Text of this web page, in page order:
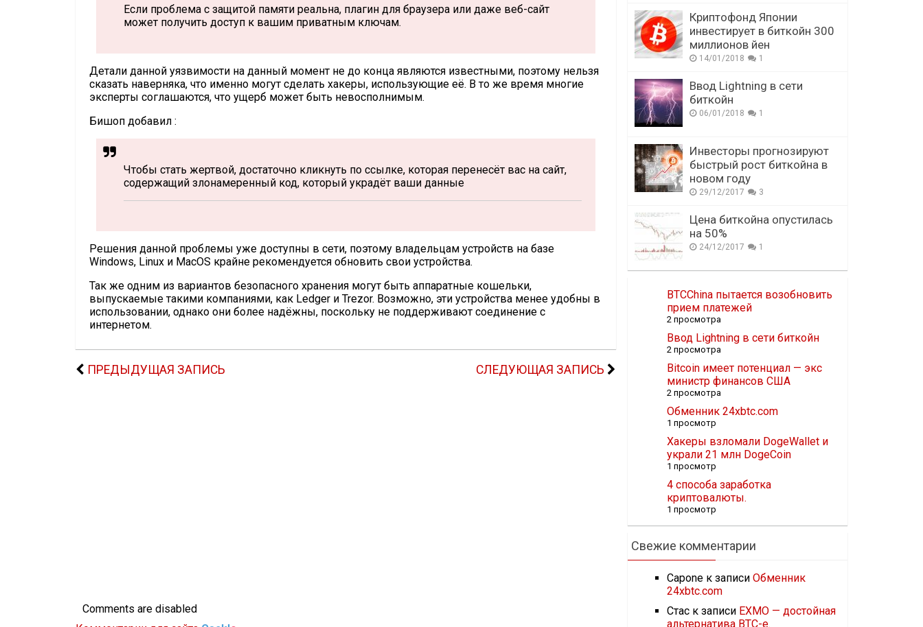
Если проблема с защитой памяти реальна, плагин для браузера или даже веб-сайт
может получить доступ к вашим приватным ключам.
Детали данной уязвимости на данный момент не до конца являются известными, поэтому нельзя
сказать наверняка, что именно могут сделать хакеры, использующие её. В то же время многие
эксперты соглашаются, что ущерб может быть невосполнимым.
Бишоп добавил :
Чтобы стать жертвой, достаточно кликнуть по ссылке, которая перенесёт вас на сайт,
содержащий злонамеренный код, который украдёт ваши данные
Решения данной проблемы уже доступны в сети, поэтому владельцам устройств на базе
Windows, Linux и MacOS крайне рекомендуется обновить свои устройства.
Так же одним из вариантов безопасного хранения могут быть аппаратные кошельки,
выпускаемые такими компаниями, как Ledger и Trezor. Возможно, эти устройства менее удобны в
использовании, однако они более надёжны, поскольку не поддерживают соединение с
интернетом.
ПРЕДЫДУЩАЯ ЗАПИСЬ СЛЕДУЮЩАЯ ЗАПИСЬ
Comments are disabled
Криптофонд Японии
инвестирует в биткойн 300
миллионов йен
14/01/2018 1
Ввод Lightning в сети
биткойн
06/01/2018 1
Инвесторы прогнозируют
быстрый рост биткойна в
новом году
29/12/2017 3
Цена биткойна опустилась
на 50%
24/12/2017 1
BTCChina пытается возобновить
прием платежей
2 просмотра
Ввод Lightning в сети биткойн
2 просмотра
Bitcoin имеет потенциал — экс
министр финансов США
2 просмотра
Обменник 24xbtc.com
1 просмотр
Хакеры взломали DogeWallet и
украли 21 млн DogeCoin
1 просмотр
4 способа заработка
криптовалюты.
1 просмотр
Свежие комментарии
Capone к записи Обменник
24xbtc.com
Стас к записи EXMO — достойная
альтернатива BTC-e.